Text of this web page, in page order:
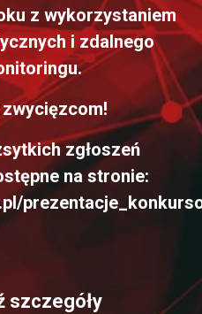
z wykorzystaniem
i zdalnego
zgłoszeń
na stronie:
szczegóły